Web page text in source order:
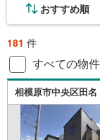
おすすめ順
181 件
すべての物
相模原市中央区田名